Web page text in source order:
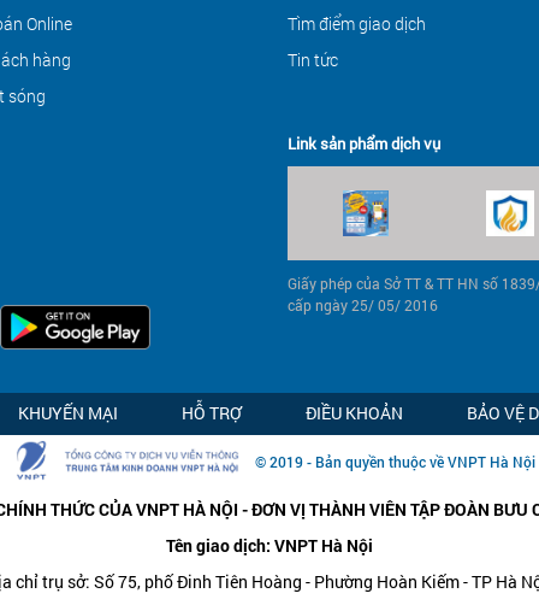
Online
hàng
sóng
Tìm điểm giao dịch
Tin tức
Link sản phẩm dịch vụ
Giấy phép của Sở TT & TT HN số
cấp ngày 25/ 05/ 2016
KHUYẾN MẠI HỖ TRỢ ĐIỀU KHOẢN BẢO VỆ
© 2019 - Bản quyền thuộc về VNPT Hà Nội
THỨC CỦA VNPT HÀ NỘI - ĐƠN VỊ THÀNH VIÊN TẬP ĐOÀN
Tên giao dịch: VNPT Hà Nội
chỉ trụ sở: Số 75, phố Đinh Tiên Hoàng - Phường Hoàn Kiếm - TP Hà